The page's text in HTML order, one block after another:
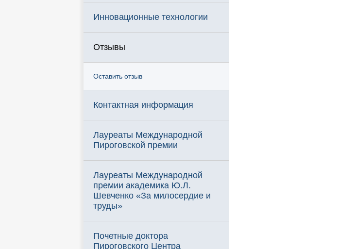
Инновационные технологии
Отзывы
Оставить отзыв
Контактная информация
Лауреаты Международной
Пироговской премии
Лауреаты Международной
премии академика Ю.Л.
Шевченко «За милосердие и
труды»
Почетные доктора
Пироговского Центра